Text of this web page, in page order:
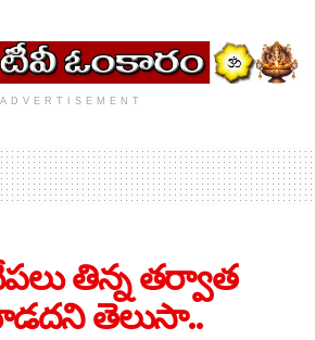
ADVERTISEMENT
తిన్న తర్వాత
తెలుసా..